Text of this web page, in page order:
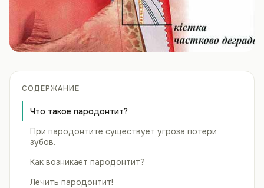
СОДЕРЖАНИЕ
Что такое пародонтит?
При пародонтите существует угроза потери
зубов.
Как возникает пародонтит?
Лечить пародонтит!